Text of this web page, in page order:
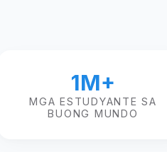
1M+
MGA ESTUDYANTE SA
BUONG MUNDO